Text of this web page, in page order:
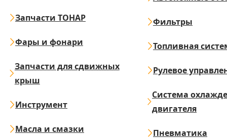
Запчасти ТОНАР
Фары и фонари
Запчасти для сдвижных
крыш
Инструмент
Масла и смазки
Фильтры
Топливная
Рулевое
Система
двигателя
Пневматика